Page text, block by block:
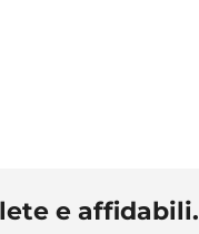
e affidabili.